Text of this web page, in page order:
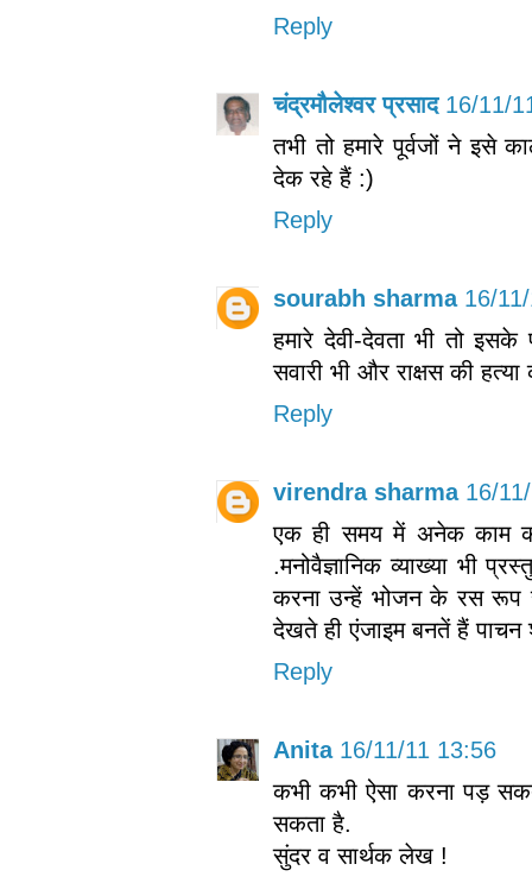
Reply
चंद्रमौलेश्वर प्रसाद 16/11/
तभी तो हमारे पूर्वजों ने इसे
देक रहे हैं :)
Reply
sourabh sharma 16/
हमारे देवी-देवता भी तो
सवारी भी और राक्षस की
Reply
virendra sharma 16/
एक ही समय में अनेक काम
.मनोवैज्ञानिक व्याख्या भी
करना उन्हें भोजन के रस रूप से
देखते ही एंजाइम बनतें हैं
Reply
Anita 16/11/11 13:56
कभी कभी ऐसा करना पड़
सकता है.
सुंदर व सार्थक लेख !